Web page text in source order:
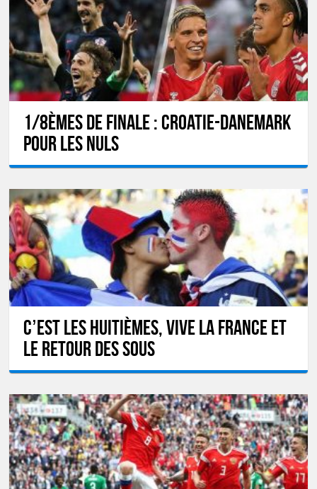
1/8èmes de finale : Croatie-Danemark
pour les nuls
C’est les huitièmes, vive la France et
le retour des sous